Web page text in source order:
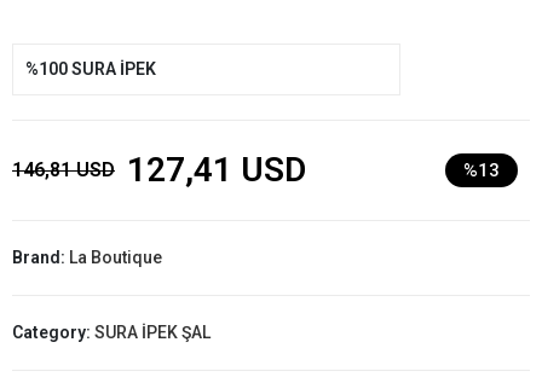
%100 SURA İPEK
146,81 USD 127,41 USD %13
Brand: La Boutique
Category: SURA İPEK ŞAL